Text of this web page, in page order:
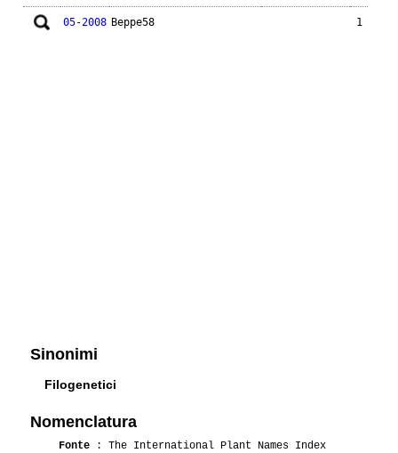
05-2008 Beppe58 1
Sinonimi
Filogenetici
Nomenclatura
Fonte : The International Plant Names Index